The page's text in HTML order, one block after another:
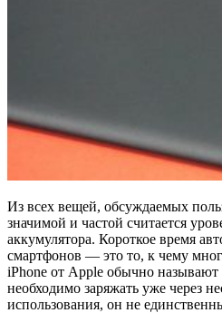
Из всех вещей, обсуждаемых
значимой и частой считается
аккумулятора. Короткое время
смартфонов — это то, к чему
iPhone от Apple обычно называют
необходимо заряжать уже через
использования, он не